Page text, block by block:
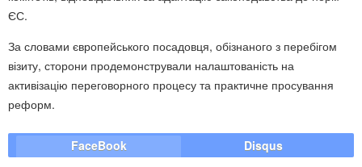
ЄС.
За словами європейського посадовця, обізнаного з перебігом
візиту, сторони продемонстрували налаштованість на
активізацію переговорного процесу та практичне просування
реформ.
FaceBook Disqus